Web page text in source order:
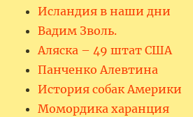
Исландия в наши дни
Вадим Зволь.
Аляска – 49 штат США
Панченко Алевтина
История собак Америки
Момордика харанция